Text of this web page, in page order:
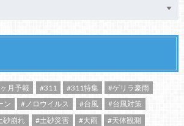
月予報 #311 #311特集
#ゲリラ豪雨
ン #ノロウイルス #台風
#台風対策
砂崩れ #土砂災害 #大雨
#天体観測